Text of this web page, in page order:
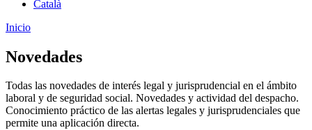
Català
Inicio
Novedades
Todas las novedades de interés legal y jurisprudencial en el ámbito
laboral y de seguridad social. Novedades y actividad del despacho.
Conocimiento práctico de las alertas legales y jurisprudenciales que
permite una aplicación directa.